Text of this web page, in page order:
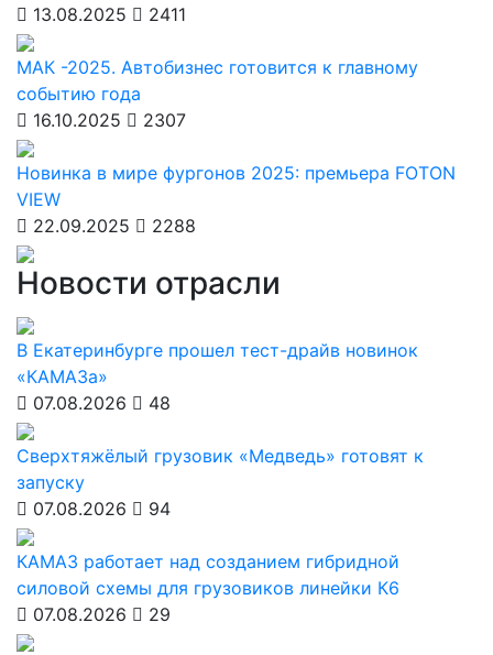
13.08.2025
2411
МАК -2025. Автобизнес готовится к главному
событию года
16.10.2025
2307
Новинка в мире фургонов 2025: премьера FOTON
VIEW
22.09.2025
2288
Новости отрасли
В Екатеринбурге прошел тест-драйв новинок
«КАМАЗа»
07.08.2026
48
Сверхтяжёлый грузовик «Медведь» готовят к
запуску
07.08.2026
94
КАМАЗ работает над созданием гибридной
силовой схемы для грузовиков линейки К6
07.08.2026
29